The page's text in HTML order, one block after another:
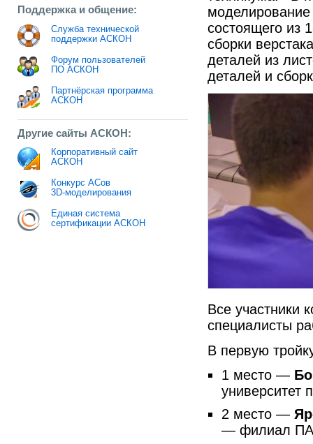
Поддержка и общение:
Служба технической
поддержки АСКОН
Форум пользователей
ПО АСКОН
Партнёрская программа
АСКОН
Другие сайты АСКОН:
Корпоративный сайт
АСКОН
Конкурс АСов
3D-моделирования
Единая система
сертификации АСКОН
моделирование
состоящего из
сборки
деталей из
деталей и
Все участники
специалисты
В первую
1 место —
университет
2 место —
— филиал